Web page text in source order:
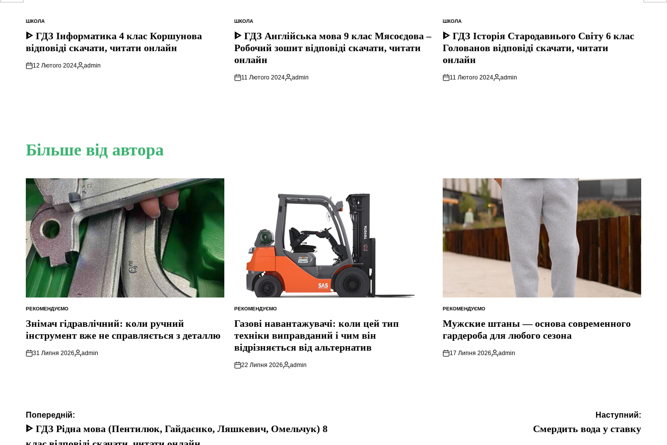
ОПУБЛІКУВАТИ
У
ШКОЛА
ᐈ ГДЗ Інформатика 4 клас Коршунова
відповіді скачати, читати онлайн
12 Лютого 2024
Опубліковано
admin
ОПУБЛІКУВАТИ
У
ШКОЛА
ᐈ ГДЗ Англійська мова 9 клас Мясоєдова –
Робочий зошит відповіді скачати, читати
онлайн
11 Лютого 2024
Опубліковано
admin
ОПУБЛІКУВАТИ
У
ШКОЛА
ᐈ ГДЗ Історія Стародавнього Свiту 6 клас
Голованов відповіді скачати, читати
онлайн
11 Лютого 2024
Опубліковано
admin
Більше від автора
ОПУБЛІКУВАТИ
РЕКОМЕНДУЄМО
Знімач гідравлічний: коли ручний
інструмент вже не справляється з деталлю
31 Липня 2026
Опубліковано
admin
ОПУБЛІКУВАТИ
РЕКОМЕНДУЄМО
Газові навантажувачі: коли цей тип
техніки виправданий і чим він
відрізняється від альтернатив
22 Липня 2026
Опубліковано
admin
ОПУБЛІКУВАТИ
РЕКОМЕНДУЄМО
Мужские штаны — основа современного
гардероба для любого сезона
17 Липня 2026
Опубліковано
admin
Навігація
записів
Попередній:
ᐈ ГДЗ Рідна мова (Пентилюк, Гайдаєнко, Ляшкевич, Омельчук) 8
Наступний:
Смердить вода у ставку